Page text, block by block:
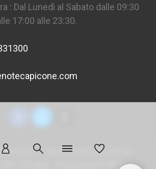
: Dal Lunedì al Sabato dalle 09:30
17:00 alle 23:30.
S.R.L. - Via Marconi 36, 90141
091 331300 - P.Iva 05957150823 -